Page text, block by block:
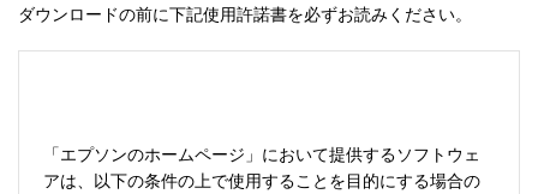
ダウンロードの前に下記使用許諾書を必ずお読みください。
「エプソンのホームページ」において提供するソフトウェ
アは、以下の条件の上で使用することを目的にする場合の